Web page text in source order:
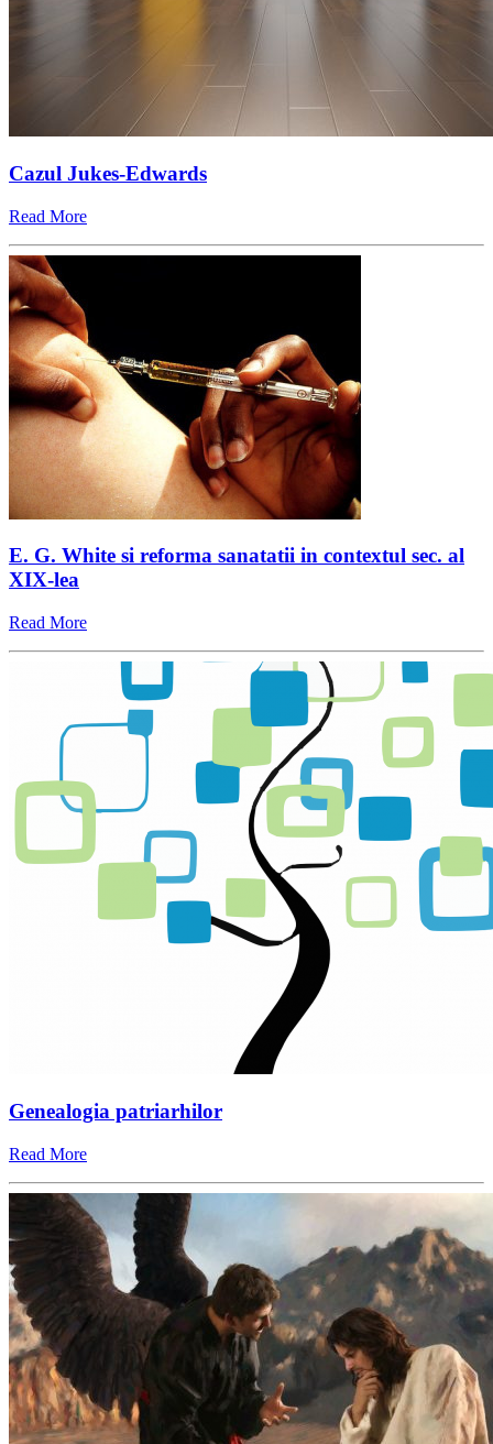
Cazul Jukes-Edwards
Read More
E. G. White si reforma sanatatii in contextul sec. al
XIX-lea
Read More
Genealogia patriarhilor
Read More